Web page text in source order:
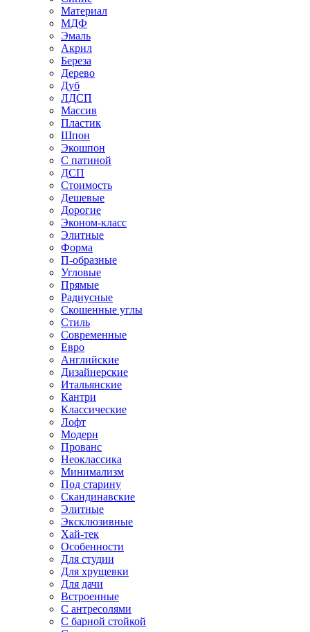
Материал
МДФ
Эмаль
Акрил
Береза
Дерево
Дуб
ЛДСП
Массив
Пластик
Шпон
Экошпон
С патиной
ДСП
Стоимость
Дешевые
Дорогие
Эконом-класс
Элитные
Форма
П-образные
Угловые
Прямые
Радиусные
Скошенные углы
Стиль
Современные
Евро
Английские
Дизайнерские
Итальянские
Кантри
Классические
Лофт
Модерн
Прованс
Неоклассика
Минимализм
Под старину
Скандинавские
Элитные
Эксклюзивные
Хай-тек
Особенности
Для студии
Для хрущевки
Для дачи
Встроенные
С антресолями
С барной стойкой